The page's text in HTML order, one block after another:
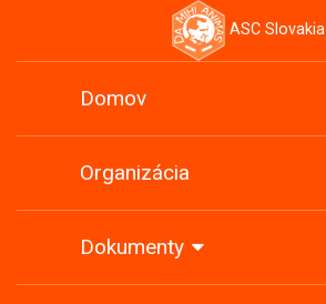
ASC Slovakia
Domov
Organizácia
Dokumenty